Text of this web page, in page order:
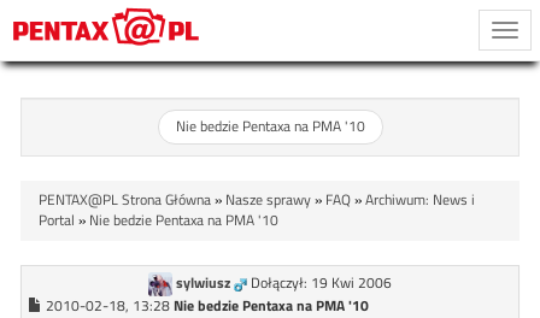
Nie bedzie Pentaxa na PMA '10
PENTAX@PL Strona Główna» Nasze sprawy» FAQ»Archiwum: News i
Portal » Nie bedzie Pentaxa na PMA '10
sylwiusz
Dołączył: 19 Kwi 2006
2010-02-18, 13:28 Nie bedzie Pentaxa na PMA '10